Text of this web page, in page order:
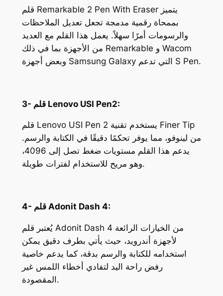
قلم Remarkable 2 Pen With Eraser يتميز
بممحاة رقمية مدمجة تجعل تعديل الملاحظات
والرسومات أمرًا سهلاً. يعمل هذا القلم مع العديد
من الأجهزة بما في ذلك Remarkable و Wacom
وبعض أجهزة Samsung Galaxy التي تدعم S Pen.
3- قلم Lenovo USI Pen2:
قلم Lenovo USI Pen 2 يستخدم تقنية Finer Tip
من لينوفو، مما يوفر تحكمًا دقيقًا في الكتابة والرسم.
يدعم هذا القلم مستويات ضغط تصل إلى 4096،
وهو مريح للاستخدام لفترات طويلة.
4- قلم Adonit Dash 4:
يُعتبر قلم Adonit Dash 4 من الخيارات الرائعة
لأجهزة أندرويد، حيث يأتي بطرف دقيق يمكن
استخدامه للكتابة والرسم بدقة، كما يدعم خاصية
رفض راحة اليد لتفادي أخطاء اللمس غير
المقصودة.